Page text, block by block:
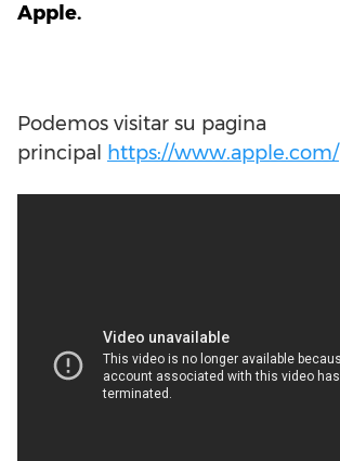
Apple.
Podemos visitar su pagina
principal https://www.apple.com/